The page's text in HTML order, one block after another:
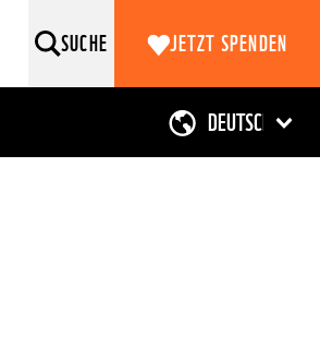
SUCHE JETZT SPENDEN